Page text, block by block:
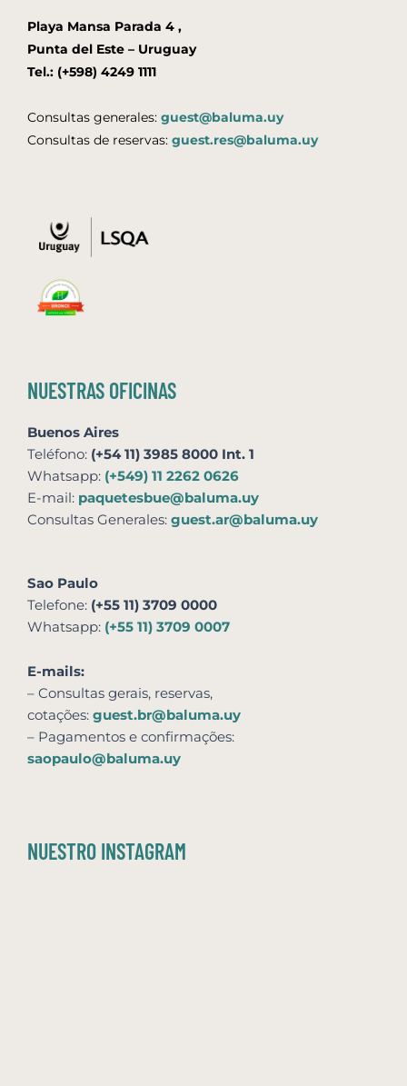
Playa Mansa Parada 4 ,
Punta del Este – Uruguay
Tel.: (+598) 4249 1111
Consultas generales: guest@baluma.uy
Consultas de reservas: guest.res@baluma.uy
NUESTRAS OFICINAS
Buenos Aires
Teléfono: (+54 11) 3985 8000 Int. 1
Whatsapp: (+549) 11 2262 0626
E-mail: paquetesbue@baluma.uy
Consultas Generales: guest.ar@baluma.uy
Sao Paulo
Telefone: (+55 11) 3709 0000
Whatsapp: (+55 11) 3709 0007
E-mails:
– Consultas gerais, reservas,
cotações: guest.br@baluma.uy
– Pagamentos e confirmações:
saopaulo@baluma.uy
NUESTRO INSTAGRAM